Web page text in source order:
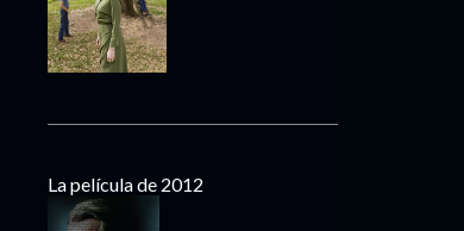
La película de 2012